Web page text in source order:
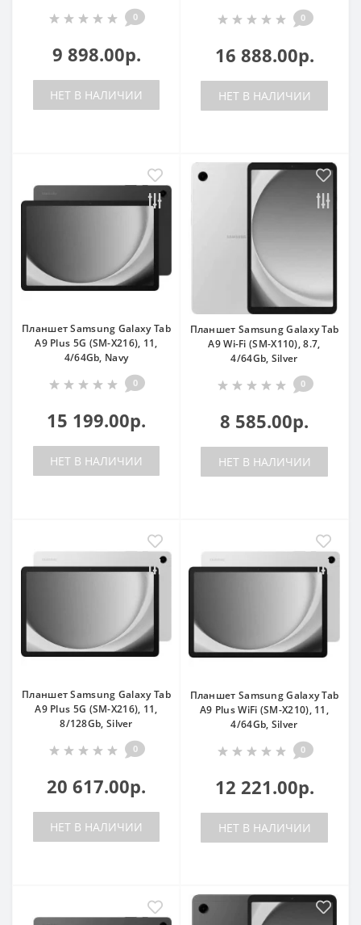
0
9 898.00р.
НЕТ В НАЛИЧИИ
0
16 888.00р.
НЕТ В НАЛИЧИИ
Планшет Samsung Galaxy Tab
A9 Plus 5G (SM-X216), 11,
4/64Gb, Navy
0
15 199.00р.
НЕТ В НАЛИЧИИ
Планшет Samsung Galaxy Tab
A9 Wi-Fi (SM-X110), 8.7,
4/64Gb, Silver
0
8 585.00р.
НЕТ В НАЛИЧИИ
Планшет Samsung Galaxy Tab
A9 Plus 5G (SM-X216), 11,
8/128Gb, Silver
0
20 617.00р.
НЕТ В НАЛИЧИИ
Планшет Samsung Galaxy Tab
A9 Plus WiFi (SM-X210), 11,
4/64Gb, Silver
0
12 221.00р.
НЕТ В НАЛИЧИИ